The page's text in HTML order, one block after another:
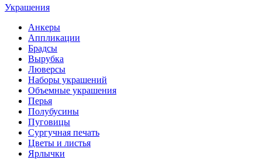
Украшения
Анкеры
Аппликации
Брадсы
Вырубка
Люверсы
Наборы украшений
Объемные украшения
Перья
Полубусины
Пуговицы
Сургучная печать
Цветы и листья
Ярлычки